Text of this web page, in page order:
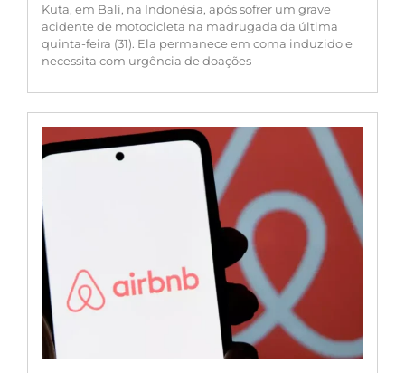
Kuta, em Bali, na Indonésia, após sofrer um grave
acidente de motocicleta na madrugada da última
quinta-feira (31). Ela permanece em coma induzido e
necessita com urgência de doações